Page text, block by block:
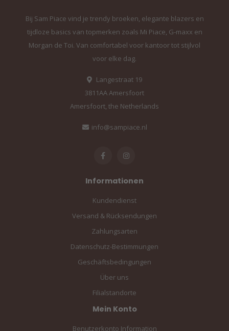
Bij Sam Piace vind je trendy broeken, elegante blazers en
tijdloze basics van topmerken zoals Mi Piace, G-maxx en
Morgan de Toi. Van comfortabel voor kantoor tot stijlvol
voor elke dag.
Langestraat 19
3811AA Amersfoort
Amersfoort, the Netherlands
info@sampiace.nl
Informationen
Kundendienst
Versand & Rücksendungen
Zahlungsarten
Datenschutz-Bestimmungen
Geschäftsbedingungen
Über uns
Filialstandorte
Mein Konto
Benutzerkonto Information